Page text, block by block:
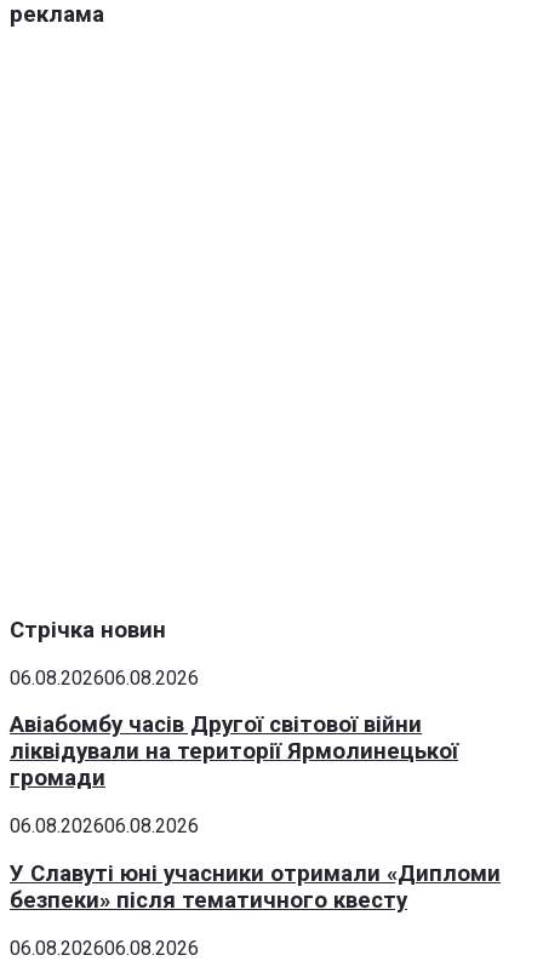
реклама
Стрічка новин
06.08.202606.08.2026
Авіабомбу часів Другої світової війни
ліквідували на території Ярмолинецької
громади
06.08.202606.08.2026
У Славуті юні учасники отримали «Дипломи
безпеки» після тематичного квесту
06.08.202606.08.2026